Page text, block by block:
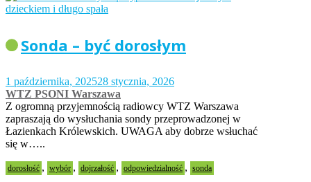
Sonda – być dorosłym
1 października, 202528 stycznia, 2026
WTZ PSONI Warszawa
Z ogromną przyjemnością radiowcy WTZ Warszawa
zapraszają do wysłuchania sondy przeprowadzonej w
Łazienkach Królewskich. UWAGA aby dobrze wsłuchać
się w…..
dorosłość , wybór , dojrzałość , odpowiedzialność , sonda